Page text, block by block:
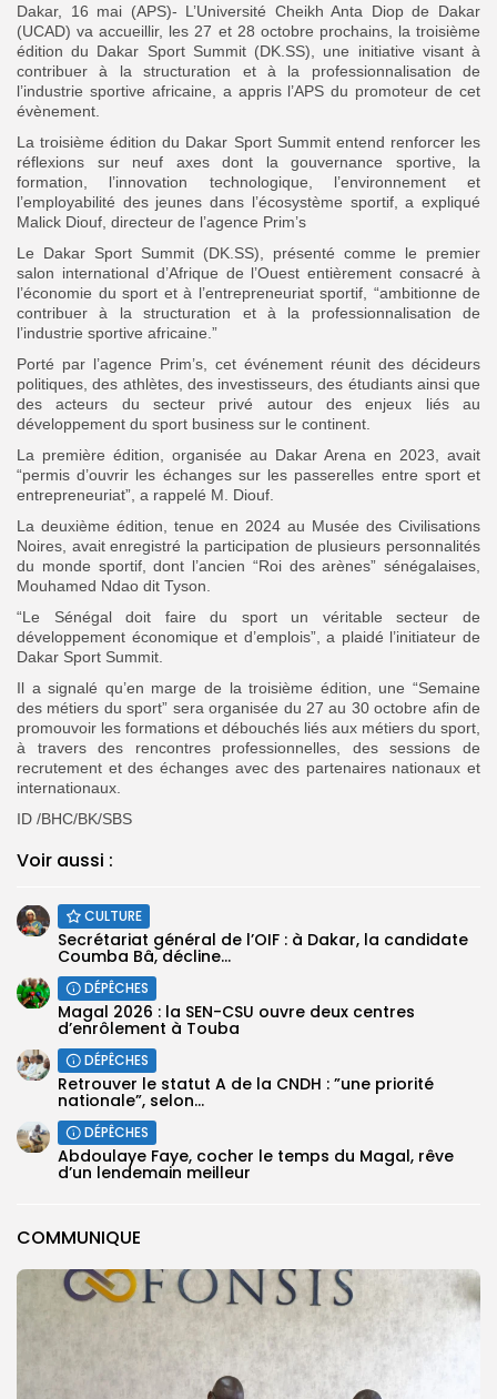
FR
COMMUNIQUE
Dakar, 16 mai (APS)- L’Université Cheikh Anta Diop de Dakar
(UCAD) va accueillir, les 27 et 28 octobre prochains, la troisième
édition du Dakar Sport Summit (DK.SS), une initiative visant à
contribuer à la structuration et à la professionnalisation de
l’industrie sportive africaine, a appris l’APS du promoteur de cet
évènement.
La troisième édition du Dakar Sport Summit entend renforcer les
réflexions sur neuf axes dont la gouvernance sportive, la
formation, l’innovation technologique, l’environnement et
l’employabilité des jeunes dans l’écosystème sportif, a expliqué
Malick Diouf, directeur de l’agence Prim’s
Le Dakar Sport Summit (DK.SS), présenté comme le premier
salon international d’Afrique de l’Ouest entièrement consacré à
l’économie du sport et à l’entrepreneuriat sportif, “ambitionne de
contribuer à la structuration et à la professionnalisation de
l’industrie sportive africaine.”
Porté par l’agence Prim’s, cet événement réunit des décideurs
politiques, des athlètes, des investisseurs, des étudiants ainsi que
des acteurs du secteur privé autour des enjeux liés au
développement du sport business sur le continent.
La première édition, organisée au Dakar Arena en 2023, avait
“permis d’ouvrir les échanges sur les passerelles entre sport et
entrepreneuriat”, a rappelé M. Diouf.
La deuxième édition, tenue en 2024 au Musée des Civilisations
Noires, avait enregistré la participation de plusieurs personnalités
du monde sportif, dont l’ancien “Roi des arènes” sénégalaises,
Mouhamed Ndao dit Tyson.
“Le Sénégal doit faire du sport un véritable secteur de
développement économique et d’emplois”, a plaidé l’initiateur de
Dakar Sport Summit.
Il a signalé qu’en marge de la troisième édition, une “Semaine
des métiers du sport” sera organisée du 27 au 30 octobre afin de
promouvoir les formations et débouchés liés aux métiers du sport,
à travers des rencontres professionnelles, des sessions de
recrutement et des échanges avec des partenaires nationaux et
internationaux.
ID /BHC/BK/SBS
Voir aussi :
CULTURE
Secrétariat général de l’OIF : à Dakar, la candidate
Coumba Bâ, décline...
DÉPÊCHES
Magal 2026 : la SEN-CSU ouvre deux centres
d’enrôlement à Touba
DÉPÊCHES
Retrouver le statut A de la CNDH : ”une priorité
nationale”, selon...
DÉPÊCHES
Abdoulaye Faye, cocher le temps du Magal, rêve
d’un lendemain meilleur